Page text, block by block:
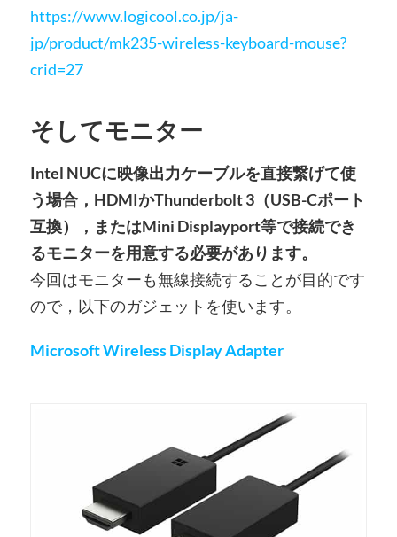
https://www.logicool.co.jp/ja-
jp/product/mk235-wireless-keyboard-mouse?
crid=27
そしてモニター
Intel NUCに映像出力ケーブルを直接繋げて使
う場合，HDMIかThunderbolt 3（USB-Cポート
互換），またはMini Displayport等で接続でき
るモニターを用意する必要があります。
今回はモニターも無線接続することが目的です
ので，以下のガジェットを使います。
Microsoft Wireless Display Adapter